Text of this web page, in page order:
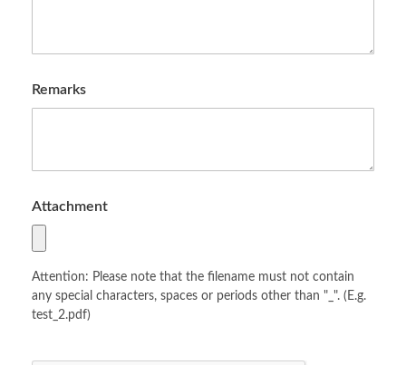
Remarks
Attachment
Attention: Please note that the filename must not contain
any special characters, spaces or periods other than "_". (E.g.
test_2.pdf)